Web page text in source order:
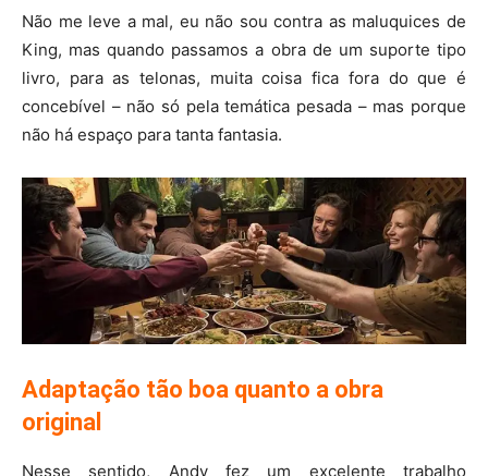
Não me leve a mal, eu não sou contra as maluquices de
King, mas quando passamos a obra de um suporte tipo
livro, para as telonas, muita coisa fica fora do que é
concebível – não só pela temática pesada – mas porque
não há espaço para tanta fantasia.
Adaptação tão boa quanto a obra
original
Nesse sentido, Andy fez um excelente trabalho